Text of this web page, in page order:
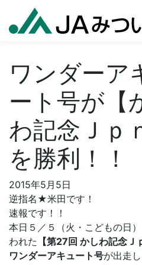
ワンダーア
ート号が【
わ記念Ｊｐｎ
を勝利！！
2015年5月5日
逆指名★米田です！
速報です！！
本日５／５（火・こどもの日
われた 【第27回 かしわ記念Ｊ
ワンダーアキュート号が出走